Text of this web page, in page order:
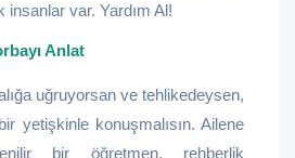
insanlar var. Yardım Al!
Anlat
uğruyorsan ve tehlikedeysen,
yetişkinle konuşmalısın. Ailene
bir öğretmen, rehberlik